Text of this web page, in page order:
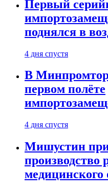
Первый
поднялся в
4 дня спустя
В
первом полёте
4 дня спустя
Мишустин
производство
медицинского